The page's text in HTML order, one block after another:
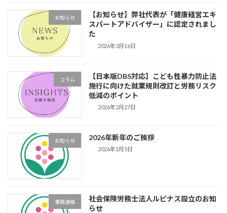
お知らせ
【お知らせ】弊社代表が「健康経営エキ
スパートアドバイザー」に認定されまし
た
2026年3月16日
コラム
【日本版DBS対応】こども性暴力防止法
施行に向けた就業規則改訂と労務リスク
低減のポイント
2026年2月27日
お知らせ 2026年新年のご挨拶
2026年1月5日
事務連絡
社会保険労務士法人ルピナス設立のお知
らせ